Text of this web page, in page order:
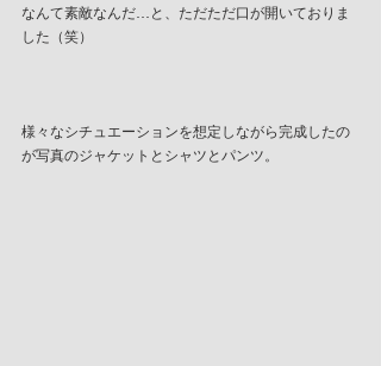
なんて素敵なんだ…と、ただただ口が開いておりま
した（笑）
様々なシチュエーションを想定しながら完成したの
が写真のジャケットとシャツとパンツ。